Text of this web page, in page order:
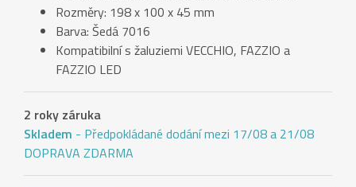
Rozměry: 198 x 100 x 45 mm
Barva: Šedá 7016
Kompatibilní s žaluziemi VECCHIO, FAZZIO a
FAZZIO LED
2 roky záruka
Skladem - Předpokládané dodání mezi 17/08 a 21/08
DOPRAVA ZDARMA